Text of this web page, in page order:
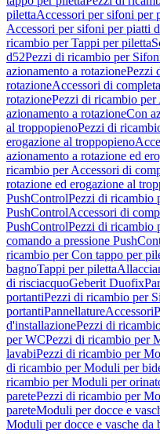
pilettaAccessori per sifoni per
Accessori per sifoni per piatti
ricambio per Tappi per piletta
d52Pezzi di ricambio per
azionamento a rotazionePezzi
rotazioneAccessori di
rotazionePezzi di ricambio per
azionamento a rotazioneCon
al troppopienoPezzi di
erogazione al troppopieno
azionamento a rotazione ed
ricambio per Accessori di
rotazione ed erogazione al
PushControlPezzi di ricambio
PushControlAccessori di
PushControlPezzi di ricambio
comando a pressione
ricambio per Con tappo per
bagnoTappi per piletta
di risciacquoGeberit Duofix
portantiPezzi di ricambio per
portantiPannellatureAccessori
d'installazionePezzi di
per WCPezzi di ricambio per
lavabiPezzi di ricambio per
di ricambio per Moduli per
ricambio per Moduli per
paretePezzi di ricambio per
pareteModuli per docce e
Moduli per docce e vasche da